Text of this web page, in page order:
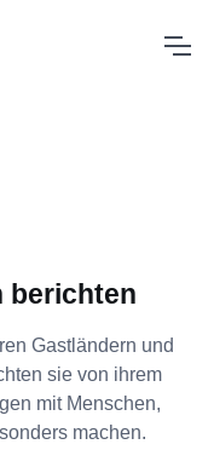
berichten
Gastländern und
sie von ihrem
mit Menschen,
machen.